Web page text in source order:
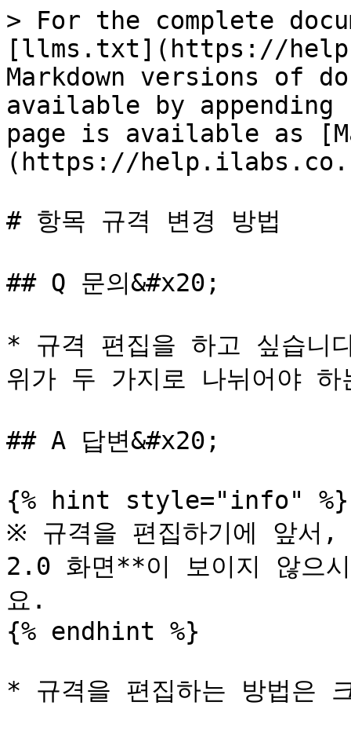
> For the complete
[llms.txt](https://
Markdown versions of
available by
page is available as
(https://
# 항목 규격 변경 방법
## Q 문의&#x20;
* 규격 편집을 하고 싶습니
위가 두 가지로 나뉘어야
## A 답변&#x20;
{% hint style="info" %}
※ 규격을 편집하기에 앞서
2.0 화면**이 보이지 않으
요.
{% endhint %}
* 규격을 편집하는 방법은